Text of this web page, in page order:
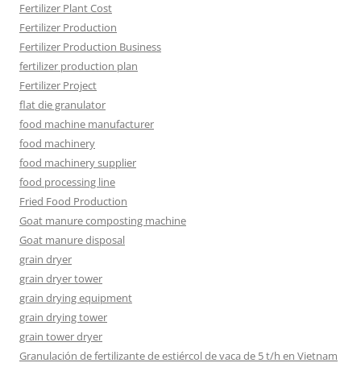
Fertilizer Plant Cost
Fertilizer Production
Fertilizer Production Business
fertilizer production plan
Fertilizer Project
flat die granulator
food machine manufacturer
food machinery
food machinery supplier
food processing line
Fried Food Production
Goat manure composting machine
Goat manure disposal
grain dryer
grain dryer tower
grain drying equipment
grain drying tower
grain tower dryer
Granulación de fertilizante de estiércol de vaca de 5 t/h en Vietnam